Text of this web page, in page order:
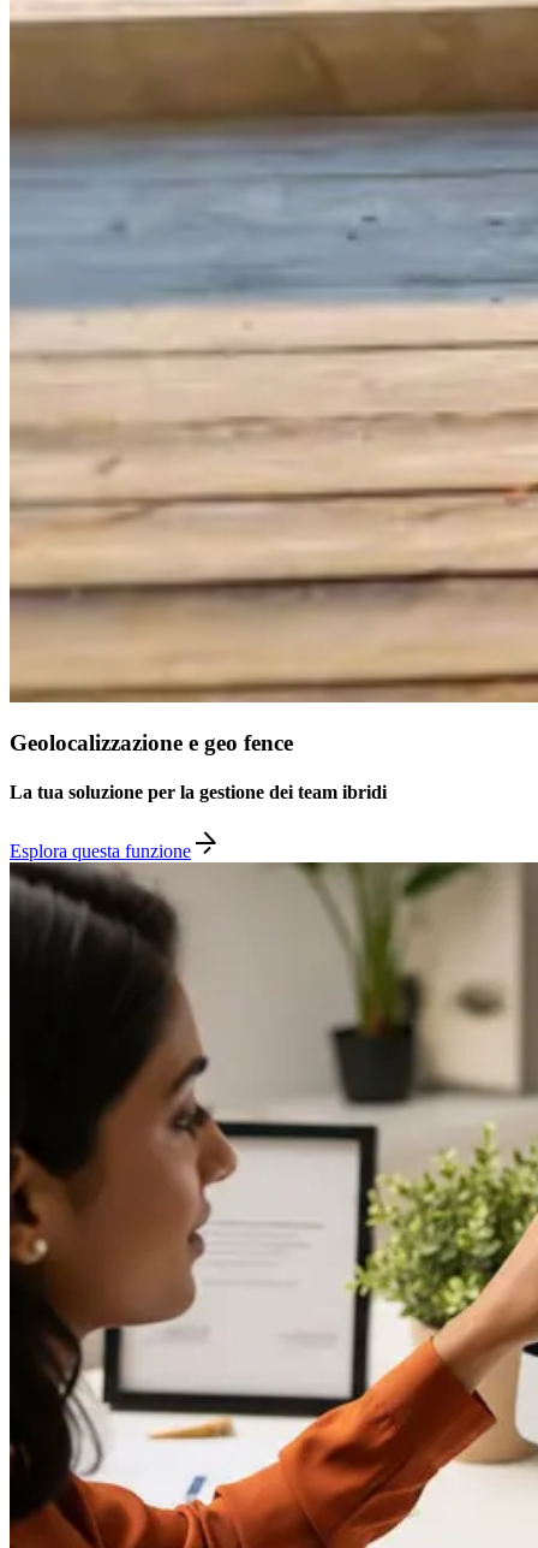
Geolocalizzazione e geo fence
La tua soluzione per la gestione dei team ibridi
Esplora questa funzione